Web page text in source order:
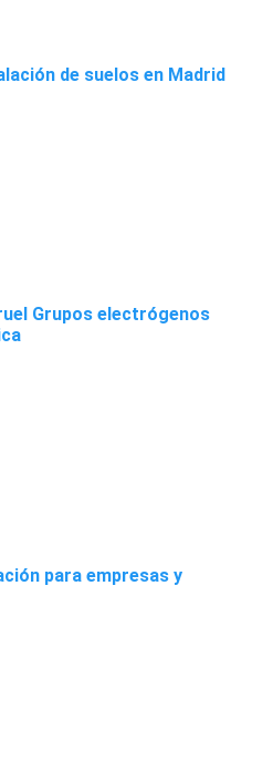
de suelos en Madrid
Grupos electrógenos
para empresas y